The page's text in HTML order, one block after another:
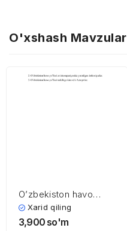
O'xshash Mavzular
O’zbekiston havo
yo’llari
Xarid qiling
3,900 so'm